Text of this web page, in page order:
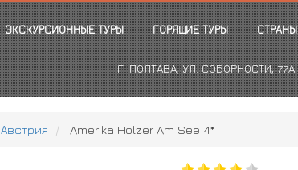
ЭКСКУРСИОННЫЕ ТУРЫ ГОРЯЩИЕ ТУРЫ СТРАНЫ
Г. ПОЛТАВА, УЛ. СОБОРНОСТИ, 77А
Австрия Amerika Holzer Am See 4*